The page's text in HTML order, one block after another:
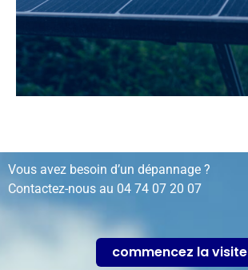
Vous avez besoin d’un dépannage ?
Contactez-nous au 04 74 07 20 07
commencez la visite